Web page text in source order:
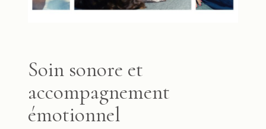
Soin sonore et
accompagnement
émotionnel